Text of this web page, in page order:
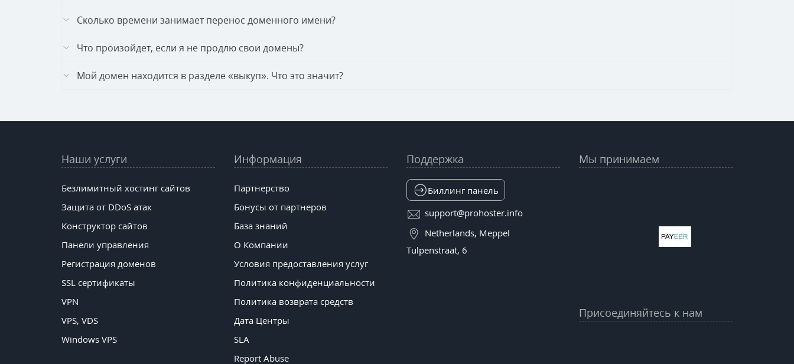
Сколько времени занимает перенос доменного имени?
Что произойдет, если я не продлю свои домены?
Мой домен находится в разделе «выкуп». Что это значит?
Наши услуги
Безлимитный хостинг сайтов
Защита от DDoS атак
Конструктор сайтов
Панели управления
Регистрация доменов
SSL сертификаты
VPN
VPS, VDS
Windows VPS
Информация
Партнерство
Бонусы от партнеров
База знаний
О Компании
Условия предоставления услуг
Политика конфиденциальности
Политика возврата средств
Дата Центры
SLA
Report Abuse
Поддержка
Биллинг панель
support@prohoster.info
Netherlands, Meppel
Tulpenstraat, 6
Мы принимаем
Присоединяйтесь к нам